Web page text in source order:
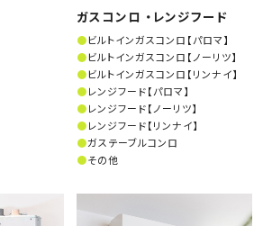
ガスコンロ ・レンジフード
ビルトインガスコンロ【パロマ】
ビルトインガスコンロ【ノーリツ】
ビルトインガスコンロ【リンナイ】
レンジフード【パロマ】
レンジフード【ノーリツ】
レンジフード【リンナイ】
ガステーブルコンロ
その他